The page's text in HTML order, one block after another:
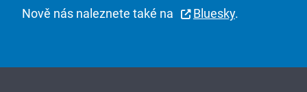
Nově nás naleznete také na Bluesky.